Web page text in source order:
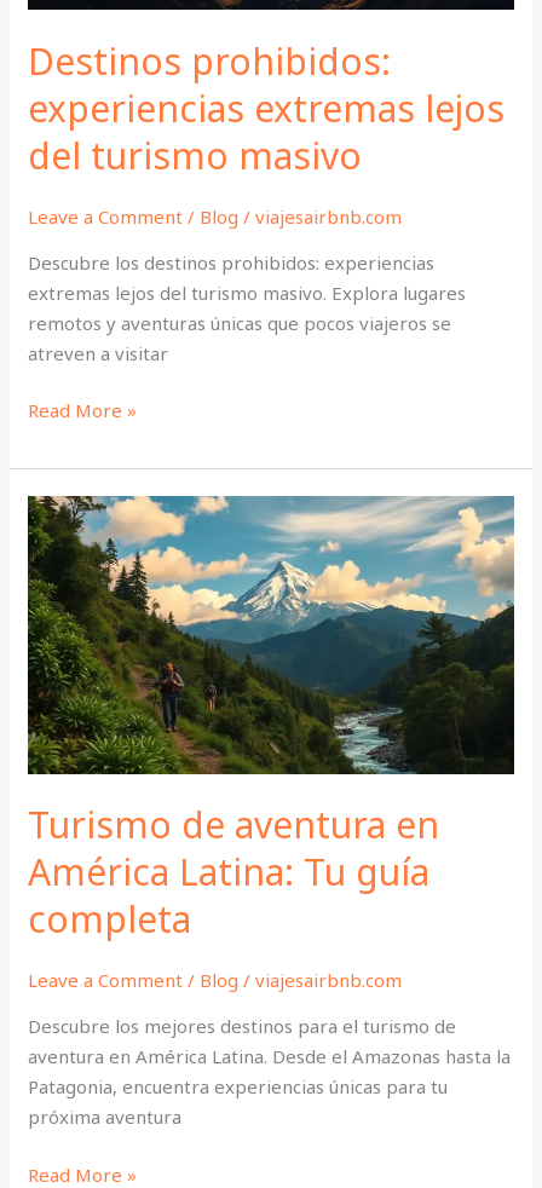
Destinos prohibidos:
experiencias extremas lejos
del turismo masivo
Leave a Comment / Blog /viajesairbnb.com
Descubre los destinos prohibidos: experiencias
extremas lejos del turismo masivo. Explora lugares
remotos y aventuras únicas que pocos viajeros se
atreven a visitar
Read More »
Turismo de aventura en
América Latina: Tu guía
completa
Leave a Comment / Blog /viajesairbnb.com
Descubre los mejores destinos para el turismo de
aventura en América Latina. Desde el Amazonas hasta la
Patagonia, encuentra experiencias únicas para tu
próxima aventura
Turismo
de
aventura
en
América
Latina:
Tu
guía
completa
Read More »